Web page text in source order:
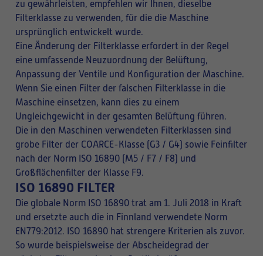
zu gewährleisten, empfehlen wir Ihnen, dieselbe
Filterklasse zu verwenden, für die die Maschine
ursprünglich entwickelt wurde.
Eine Änderung der Filterklasse erfordert in der Regel
eine umfassende Neuzuordnung der Belüftung,
Anpassung der Ventile und Konfiguration der Maschine.
Wenn Sie einen Filter der falschen Filterklasse in die
Maschine einsetzen, kann dies zu einem
Ungleichgewicht in der gesamten Belüftung führen.
Die in den Maschinen verwendeten Filterklassen sind
grobe Filter der COARCE-Klasse (G3 / G4) sowie Feinfilter
nach der Norm ISO 16890 (M5 / F7 / F8) und
Großflächenfilter der Klasse F9.
ISO 16890 FILTER
Die globale Norm ISO 16890 trat am 1. Juli 2018 in Kraft
und ersetzte auch die in Finnland verwendete Norm
EN779:2012. ISO 16890 hat strengere Kriterien als zuvor.
So wurde beispielsweise der Abscheidegrad der